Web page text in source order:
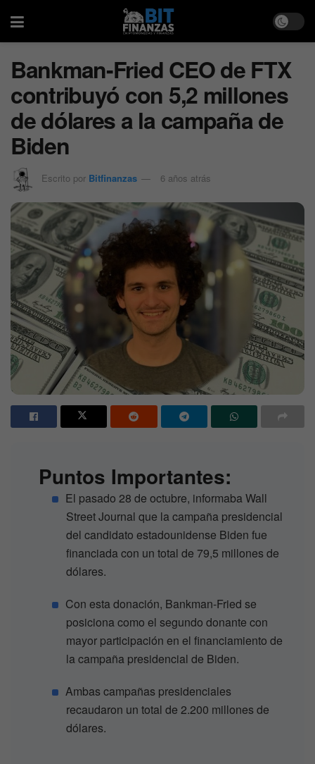
Bankman-Fried CEO de FTX
contribuyó con 5,2 millones
de dólares a la campaña de
Biden
Escrito por Bitfinanzas 6 años atrás
Puntos Importantes:
El pasado 28 de octubre, informaba Wall
Street Journal que la campaña presidencial
del candidato estadounidense Biden fue
financiada con un total de 79,5 millones de
dólares.
Con esta donación, Bankman-Fried se
posiciona como el segundo donante con
mayor participación en el financiamiento de
la campaña presidencial de Biden.
Ambas campañas presidenciales
recaudaron un total de 2.200 millones de
dólares.